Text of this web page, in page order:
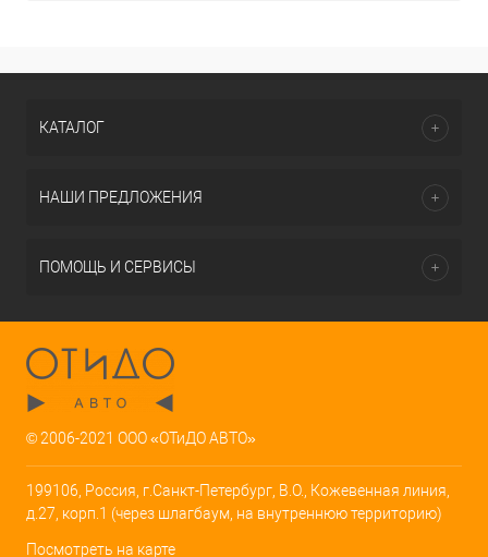
КАТАЛОГ
НАШИ ПРЕДЛОЖЕНИЯ
ПОМОЩЬ И СЕРВИСЫ
© 2006-2021 ООО «ОТиДО АВТО»
199106, Россия, г.Санкт-Петербург, В.О., Кожевенная линия,
д.27, корп.1 (через шлагбаум, на внутреннюю территорию)
Посмотреть на карте